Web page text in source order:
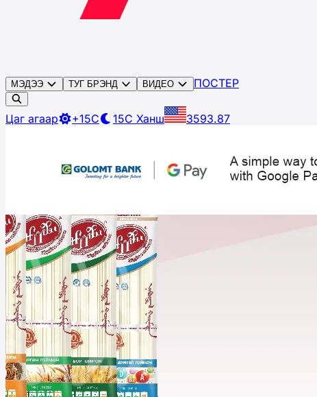
МЭДЭЭ ТУГ БРЭНД ВИДЕО ПОСТЕР
Цаг агаар +15C 15C Ханш 3593.87